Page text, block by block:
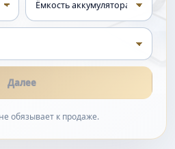
Далее
обязывает к продаже.